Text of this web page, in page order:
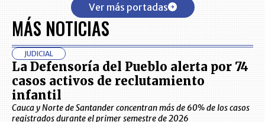
Ver más portadas
MÁS NOTICIAS
JUDICIAL
La Defensoría del Pueblo alerta por 74
casos activos de reclutamiento
infantil
Cauca y Norte de Santander concentran más de 60% de los casos
registrados durante el primer semestre de 2026